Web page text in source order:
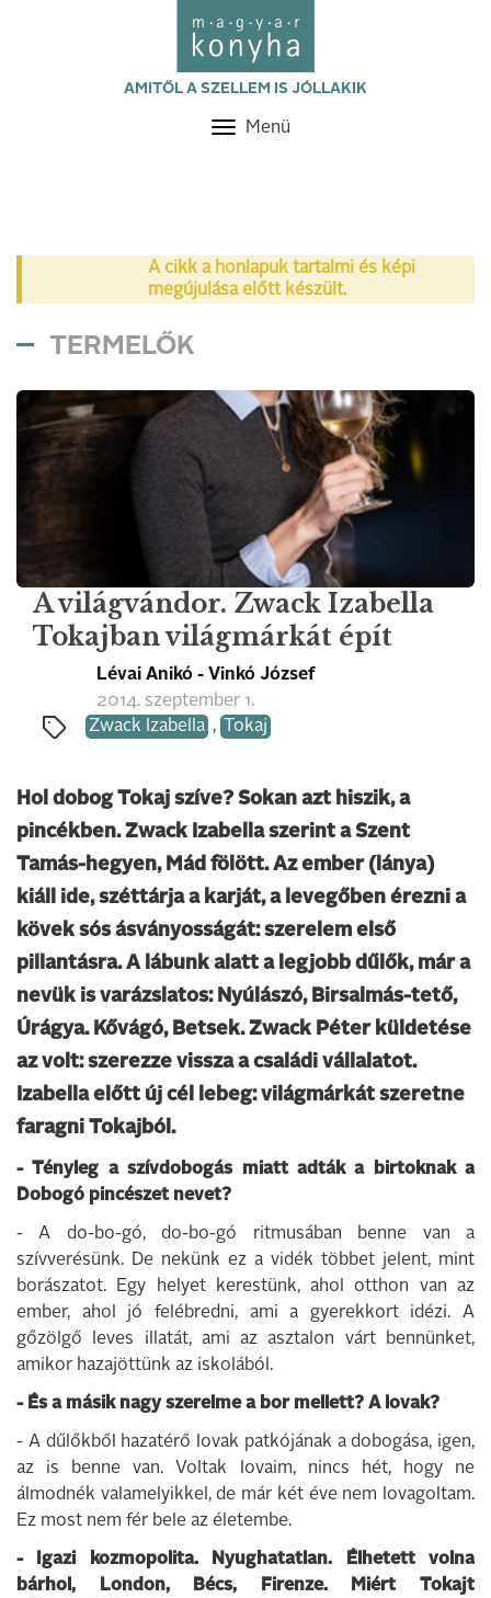
AMITŐL A SZELLEM IS JÓLLAKIK
Toggle
Menü
A cikk a honlapuk tartalmi és képi
megújulása előtt készült.
TERMELŐK
A világvándor. Zwack Izabella
Tokajban világmárkát épít
Lévai Anikó - Vinkó József
2014. szeptember 1.
Zwack Izabella , Tokaj
Hol dobog Tokaj szíve? Sokan azt hiszik, a
pincékben. Zwack Izabella szerint a Szent
Tamás-hegyen, Mád fölött. Az ember (lánya)
kiáll ide, széttárja a karját, a levegőben érezni a
kövek sós ásványosságát: szerelem első
pillantásra. A lábunk alatt a legjobb dűlők, már a
nevük is varázslatos: Nyúlászó, Birsalmás-tető,
Úrágya. Kővágó, Betsek. Zwack Péter küldetése
az volt: szerezze vissza a családi vállalatot.
Izabella előtt új cél lebeg: világmárkát szeretne
faragni Tokajból.
- Tényleg a szívdobogás miatt adták a birtoknak a
Dobogó pincészet nevet?
- A do-bo-gó, do-bo-gó ritmusában benne van a
szívverésünk. De nekünk ez a vidék többet jelent, mint
borászatot. Egy helyet kerestünk, ahol otthon van az
ember, ahol jó felébredni, ami a gyerekkort idézi. A
gőzölgő leves illatát, ami az asztalon várt bennünket,
amikor hazajöttünk az iskolából.
- És a másik nagy szerelme a bor mellett? A lovak?
- A dűlőkből hazatérő lovak patkójának a dobogása, igen,
az is benne van. Voltak lovaim, nincs hét, hogy ne
álmodnék valamelyikkel, de már két éve nem lovagoltam.
Ez most nem fér bele az életembe.
- Igazi kozmopolita. Nyughatatlan. Élhetett volna
bárhol, London, Bécs, Firenze. Miért Tokajt